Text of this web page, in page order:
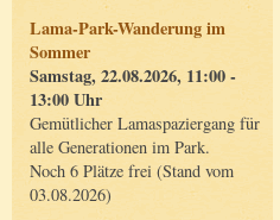
Lama-Park-Wanderung im
Sommer
Samstag, 22.08.2026, 11:00 -
13:00 Uhr
Gemütlicher Lamaspaziergang für
alle Generationen im Park.
Noch 6 Plätze frei (Stand vom
03.08.2026)